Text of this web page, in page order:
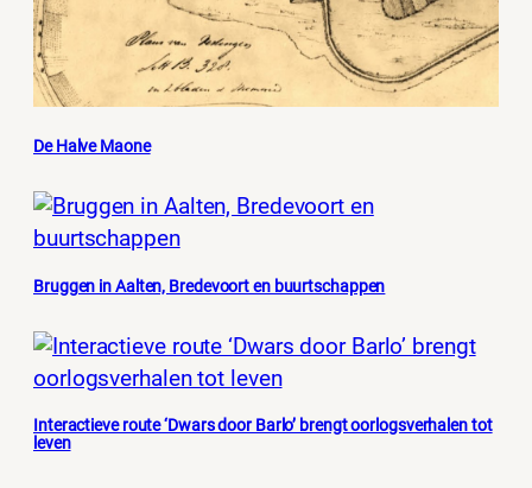
De Halve Maone
Bruggen in Aalten, Bredevoort en buurtschappen
Interactieve route ‘Dwars door Barlo’ brengt oorlogsverhalen tot
leven